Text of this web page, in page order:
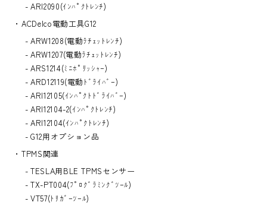
ARI2090(ｲﾝﾊﾟｸﾄﾚﾝﾁ)
ACDelco電動工具G12
ARW1208(電動ﾗﾁｪｯﾄﾚﾝﾁ)
ARW1207(電動ﾗﾁｪｯﾄﾚﾝﾁ)
ARS1214(ﾐﾆﾎﾟﾘｯｼｬｰ)
ARD12119(電動ﾄﾞﾗｲﾊﾞｰ)
ARI12105(ｲﾝﾊﾟｸﾄﾄﾞﾗｲﾊﾞｰ)
ARI12104-2(ｲﾝﾊﾟｸﾄﾚﾝﾁ)
ARI12104(ｲﾝﾊﾟｸﾄﾚﾝﾁ)
G12用オプション品
TPMS関連
TESLA用BLE TPMSセンサー
TX-PT004(ﾌﾟﾛｸﾞﾗﾐﾝｸﾞﾂｰﾙ)
VT57(ﾄﾘｶﾞｰﾂｰﾙ)